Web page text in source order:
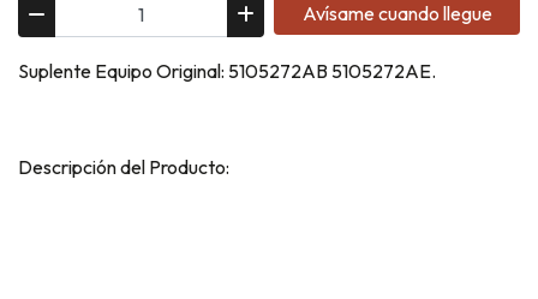
Avísame cuando llegue
Suplente Equipo Original: 5105272AB 5105272AE.
Descripción del Producto: